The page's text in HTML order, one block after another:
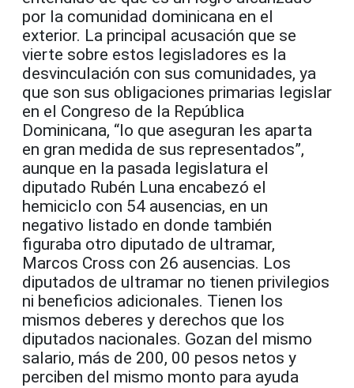
por la comunidad dominicana en el
exterior. La principal acusación que se
vierte sobre estos legisladores es la
desvinculación con sus comunidades, ya
que son sus obligaciones primarias legislar
en el Congreso de la República
Dominicana, “lo que aseguran les aparta
en gran medida de sus representados”,
aunque en la pasada legislatura el
diputado Rubén Luna encabezó el
hemiciclo con 54 ausencias, en un
negativo listado en donde también
figuraba otro diputado de ultramar,
Marcos Cross con 26 ausencias. Los
diputados de ultramar no tienen privilegios
ni beneficios adicionales. Tienen los
mismos deberes y derechos que los
diputados nacionales. Gozan del mismo
salario, más de 200, 00 pesos netos y
perciben del mismo monto para ayuda